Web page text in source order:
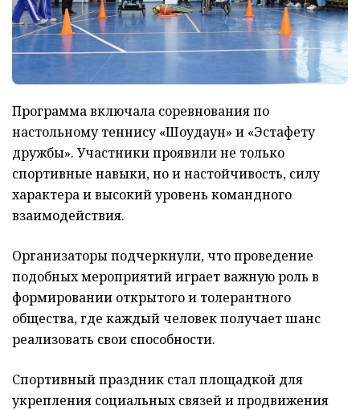
Программа включала соревнования по
настольному теннису «Шоудаун» и «Эстафету
дружбы». Участники проявили не только
спортивные навыки, но и настойчивость, силу
характера и высокий уровень командного
взаимодействия.
Организаторы подчеркнули, что проведение
подобных мероприятий играет важную роль в
формировании открытого и толерантного
общества, где каждый человек получает шанс
реализовать свои способности.
Спортивный праздник стал площадкой для
укрепления социальных связей и продвижения